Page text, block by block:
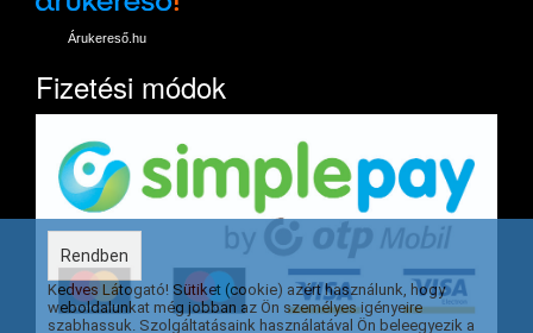
Árukereső.hu
Fizetési módok
Rendben
Kedves Látogató! Sütiket (cookie) azért használunk, hogy
weboldalunkat még jobban az Ön személyes igényeire
szabhassuk. Szolgáltatásaink használatával Ön beleegyezik a